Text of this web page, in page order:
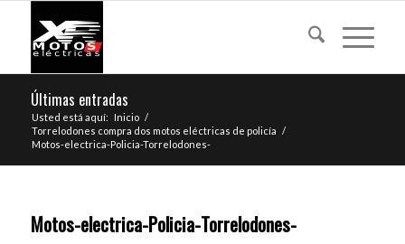
Últimas entradas
Usted está aquí: Inicio /
Torrelodones compra dos motos eléctricas de policía /
Motos-electrica-Policia-Torrelodones-
Motos-electrica-Policia-Torrelodones-